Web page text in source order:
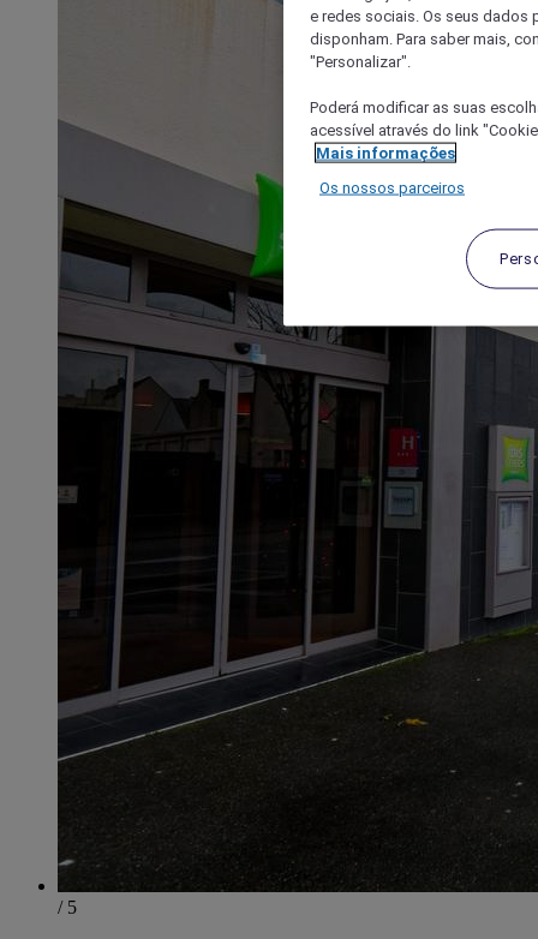
/ 5
e redes sociais. Os seus dados
disponham. Para saber mais,
"Personalizar".
Poderá modificar as suas
acessível através do link
Mais informações
Os nossos parceiros